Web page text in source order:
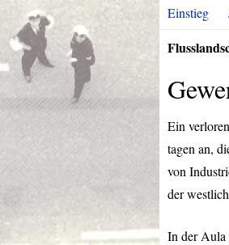
Einstieg
Ein
tagen an,
von
der
In der Aula